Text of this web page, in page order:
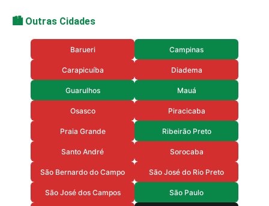
🏙️ Outras Cidades
Barueri Campinas
Carapicuíba Diadema
Guarulhos Mauá
Osasco Piracicaba
Praia Grande Ribeirão Preto
Santo André Sorocaba
São Bernardo do Campo São José do Rio Preto
São José dos Campos São Paulo